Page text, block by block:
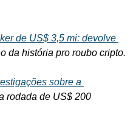
de US$ 3,5 mi: devolve
da história pro roubo cripto.
sobre a
rodada de US$ 200